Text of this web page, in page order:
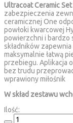
Ultracoat Ceramic Set
zabezpieczenia
ceramicznej One
powłoki kwarcowej
powierzchni i bardzo
składników
maksymalnie łatwą
przebiegu. Aplikacja
bez trudu
wprawiony miłośnik
W skład zestawu
Ilość: